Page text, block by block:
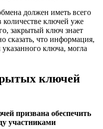
должен иметь всего
ключей уже
закрытый ключ знает
сказать, что информация,
ключа, могла
ключей
призвана обеспечить
участниками